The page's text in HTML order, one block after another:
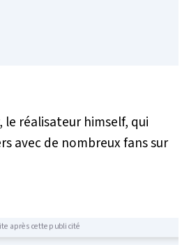
le réalisateur himself, qui
avec de nombreux fans sur
après cette publicité